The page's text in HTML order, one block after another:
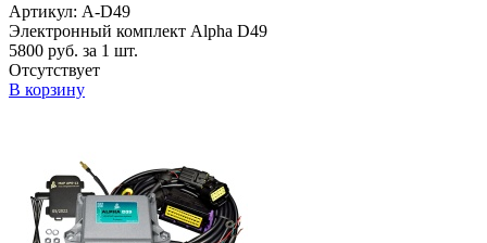
Артикул: A-D49
Электронный комплект Alpha D49
5800 руб. за 1 шт.
Отсутствует
В корзину